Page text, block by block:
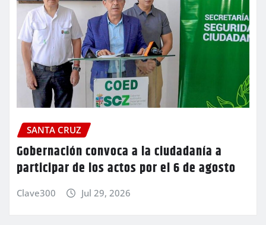
SANTA CRUZ
Gobernación convoca a la ciudadanía a
participar de los actos por el 6 de agosto
Clave300 Jul 29, 2026